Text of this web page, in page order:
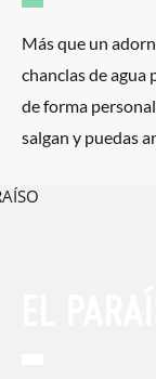
Más que un
chanclas de agua
de forma
salgan y puedas